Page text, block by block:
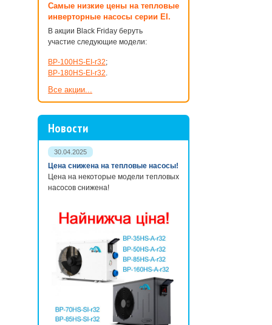
Самые низкие цены на тепловые
инверторные насосы серии EI.
В акции Black Friday беруть
участие следующие модели:
BP-100HS-EI-r32;
BP-180HS-EI-r32.
Все акции...
Новости
30.04.2025
Цена снижена на тепловые насосы!
Цена на некоторые модели тепловых
насосов снижена!